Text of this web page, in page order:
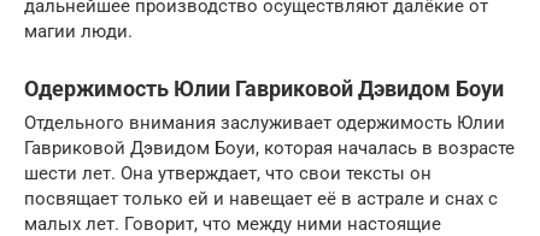
дальнейшее производство осуществляют далёкие от
магии люди.
Одержимость Юлии Гавриковой Дэвидом Боуи
Отдельного внимания заслуживает одержимость Юлии
Гавриковой Дэвидом Боуи, которая началась в возрасте
шести лет. Она утверждает, что свои тексты он
посвящает только ей и навещает её в астрале и снах с
малых лет. Говорит, что между ними настоящие